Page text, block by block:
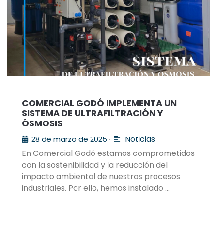
COMERCIAL GODÓ IMPLEMENTA UN
SISTEMA DE ULTRAFILTRACIÓN Y
ÓSMOSIS
28 de marzo de 2025 •
Noticias
En Comercial Godó estamos comprometidos
con la sostenibilidad y la reducción del
impacto ambiental de nuestros procesos
industriales. Por ello, hemos instalado …